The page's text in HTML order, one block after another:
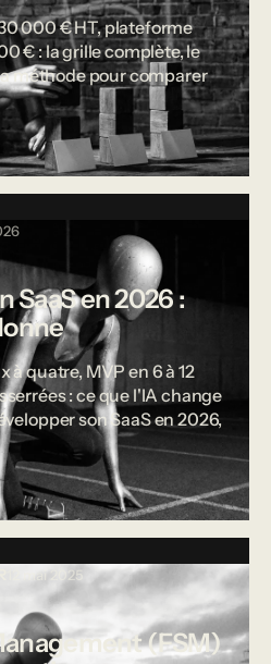
000 € HT, plateforme
€ : la grille complète, le
méthode pour comparer
SaaS en 2026 :
à quatre, MVP en 6 à 12
: ce que l'IA change
son SaaS en 2026,
12 mai 2025
(FSM)